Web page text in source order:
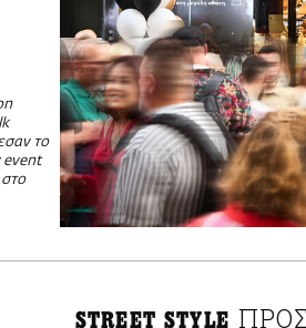
το
event
STREET STYLE